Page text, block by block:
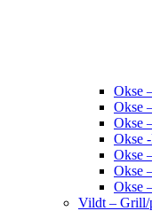
Okse
Okse
Okse
Okse
Okse
Okse
Okse
Vildt – Grill/